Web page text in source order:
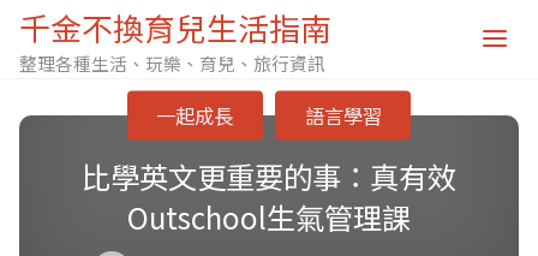
千金不換育兒生活指南
整理各種生活、玩樂、育兒、旅行資訊
比學英文更重要的事：真有效
Outschool生氣管理課
一起成長 語言學習